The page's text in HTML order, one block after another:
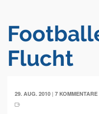
Flucht
29. AUG. 2010 | 7 KOMMENTARE